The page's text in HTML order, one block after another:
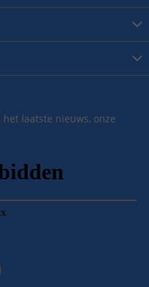
laatste nieuws, onze